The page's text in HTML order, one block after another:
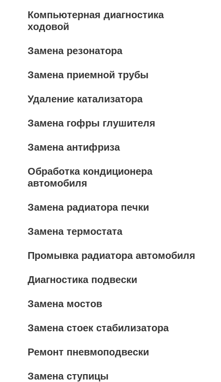
Компьютерная диагностика
ходовой
Замена резонатора
Замена приемной трубы
Удаление катализатора
Замена гофры глушителя
Замена антифриза
Обработка кондиционера
автомобиля
Замена радиатора печки
Замена термостата
Промывка радиатора автомобиля
Диагностика подвески
Замена мостов
Замена стоек стабилизатора
Ремонт пневмоподвески
Замена ступицы